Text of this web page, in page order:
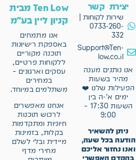
יצירת קשר
שירות לקוחות |
0733-260-
332
Support@Ten-
low.co.il
אנו נותנים מענה
מהיר בשעות
הפעילות שלנו ❤️
ימים א'-ה בין
השעות 17:30 –
9:00
ניתן להשאיר
הודעה בכל שעה,
ואנו נחזור אליכם
בהקדם האפשרי
Ten Low מבית
קניון ליין בע"מ
אנו מתמחים
באספקת רישיונות
תוכנה מקוריים
ללקוחות פרטיים,
עסקים וארגונים –
במחירים
משתלמים במיוחד.
אנחנו מאפשרים
לרכוש תוכנות
חיוניות ומתקדמות
בקלות, בזמינות
מיידית ובלי לשלם
מחירי מדף